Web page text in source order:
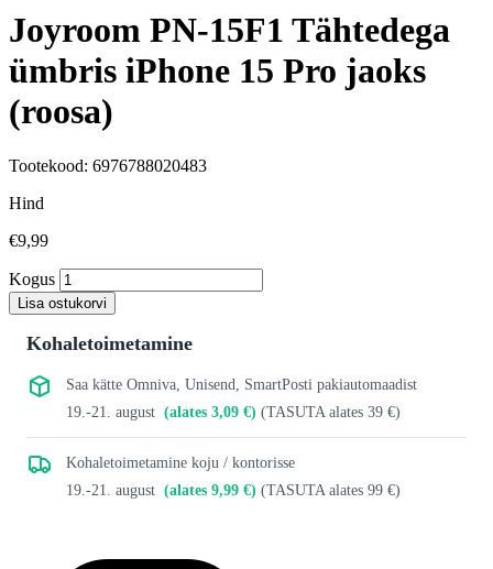
Joyroom PN-15F1 Tähtedega
ümbris iPhone 15 Pro jaoks
(roosa)
Tootekood: 6976788020483
Hind
€9,99
Kogus
Lisa ostukorvi
Kohaletoimetamine
Saa kätte Omniva, Unisend, SmartPosti pakiautomaadist
19.-21. august (alates 3,09 €) (TASUTA alates 39 €)
Kohaletoimetamine koju / kontorisse
19.-21. august (alates 9,99 €) (TASUTA alates 99 €)